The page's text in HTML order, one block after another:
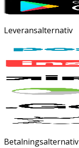
Leveransalternativ
Betalningsalternativ